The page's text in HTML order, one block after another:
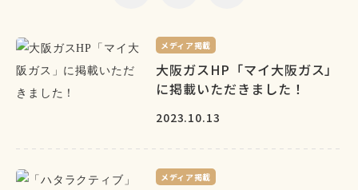
メディア掲載
大阪ガスHP「マイ大阪ガス」
に掲載いただきました！
2023.10.13
メディア掲載